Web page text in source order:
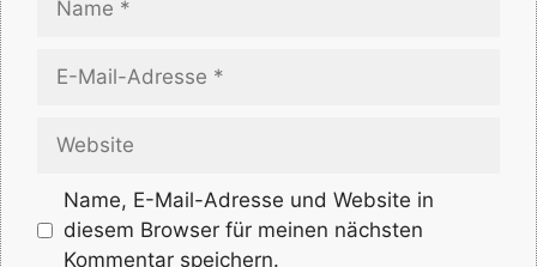
Mail-
Name, E-Mail-Adresse und Website in
diesem Browser für meinen nächsten
Kommentar speichern.